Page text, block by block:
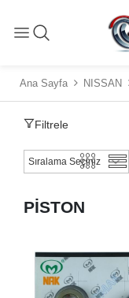
Ana Sayfa NISSAN
Filtrele
PİSTON